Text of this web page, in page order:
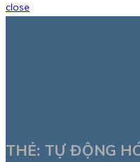
close
THẺ: TỰ ĐỘNG